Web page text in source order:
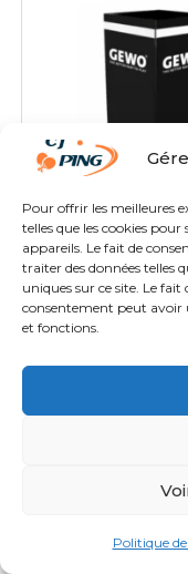
Pour offrir les meilleures
telles que les cookies
appareils. Le fait de
traiter des données telles
uniques sur ce site. Le
consentement peut avoir
et fonctions.
Politique
GEWO